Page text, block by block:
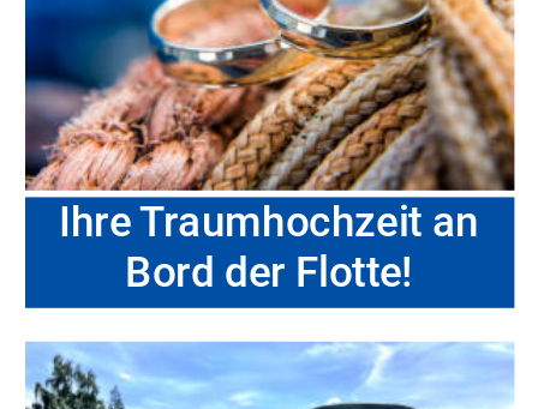
Ihre Traumhochzeit an
Bord der Flotte!